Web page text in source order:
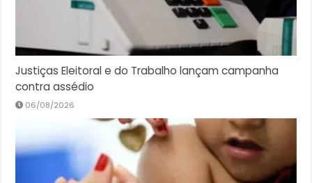
Justiças Eleitoral e do Trabalho lançam campanha
contra assédio
06/08/2026